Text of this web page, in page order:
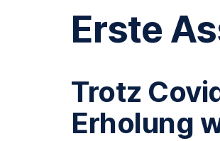
Erste
Trotz
Erholung